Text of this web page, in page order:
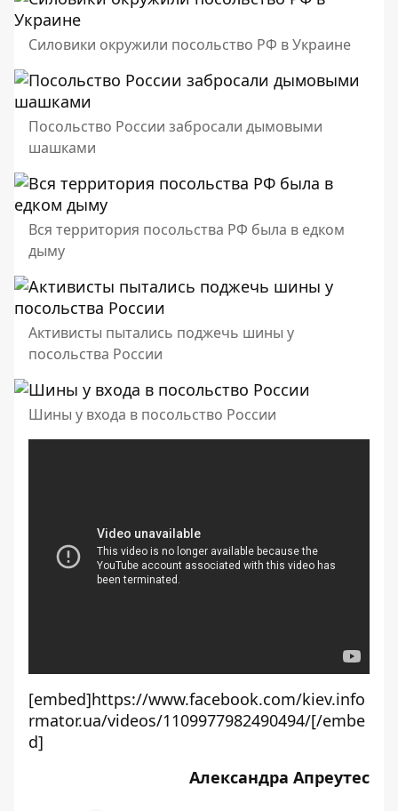
Силовики окружили посольство РФ в Украине
Посольство России забросали дымовыми
шашками
Вся территория посольства РФ была в едком
дыму
Активисты пытались поджечь шины у
посольства России
Шины у входа в посольство России
[embed]https://www.facebook.com/kiev.info
rmator.ua/videos/1109977982490494/[/embe
d]
Александра Апреутес